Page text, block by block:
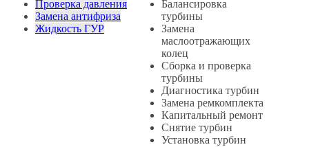
Проверка давления
Замена антифриза
Жидкость ГУР
Балансировка
турбины
Замена
маслоотражающих
колец
Сборка и проверка
турбины
Диагностика турбин
Замена ремкомплекта
Капитальный ремонт
Снятие турбин
Установка турбин